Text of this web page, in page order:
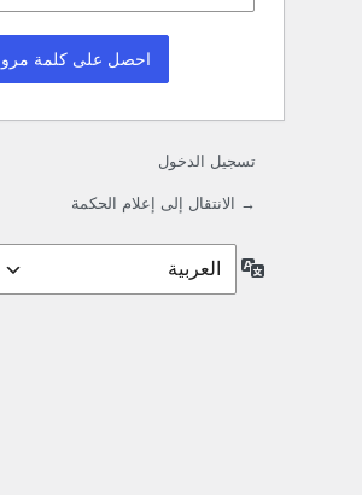
تسجيل الدخول
→ الانتقال إلى إعلام الحكمة
اللغة